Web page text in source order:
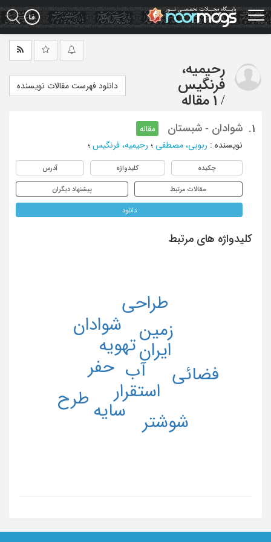
Skip
to
main
رحیمیه،
فرنگیس
/ 1 مقاله
دانلود فهرست مقالات نویسنده
1. شوادان - شبستان
مقاله
نویسنده : ربوبی، مصطفی ؛ رحیمیه، فرنگیس ؛
چکیده کلیدواژه آدرس
مقالات مرتبط پیشنهاد دیگران
دانلود
کلیدواژه های مرتبط
آب
استقرار
ایرانتهویه
حفر
زمین
سایه
شوادان
شوشتر
طراحی
طرح
فضائی